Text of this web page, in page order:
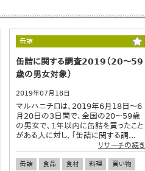
缶詰
缶詰に関する調査2019（20～59
歳の男女対象）
2019年07月18日
マルハニチロは、2019年6月18日～6
月20日の3日間で、全国の20～59歳
の男女で、1年以内に缶詰を買ったこと
がある人に対し、「缶詰に関する調...
リサーチの続き
缶詰 食品 食材 料理
買い物